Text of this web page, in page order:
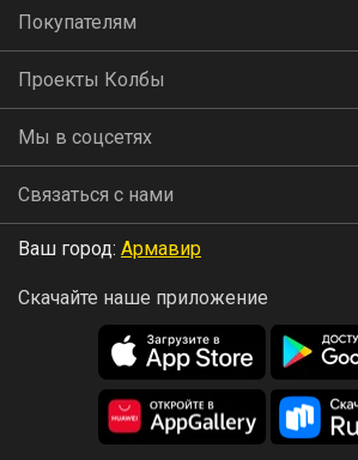
Покупателям
Проекты Колбы
Мы в соцсетях
Связаться с нами
Ваш город: Армавир
Скачайте наше приложение